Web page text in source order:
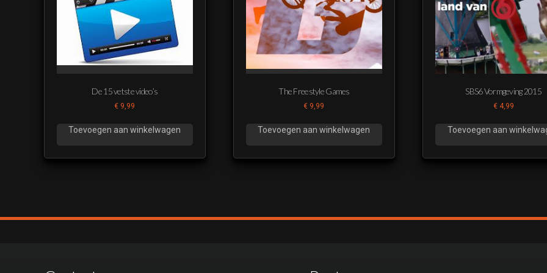
Lingo Eindleader Sequentie
Lingo Rondloper Leader
Reveal 10 letter woord
De 15 vetste video’s
€ 9,99
Toevoegen aan winkelwagen
The Freestyle Games
€ 9,99
Toevoegen aan winkelwagen
SBS6 Vormgeving 2015
€4,99
Toevoegen aan